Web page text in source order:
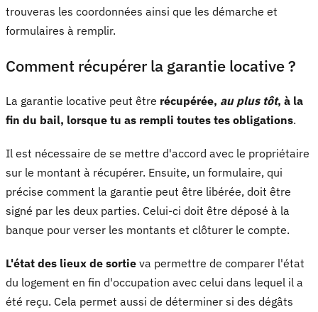
trouveras les coordonnées ainsi que les démarche et
formulaires à remplir.
Comment récupérer la garantie locative ?
La garantie locative peut être récupérée, au plus tôt, à la
fin du bail, lorsque tu as rempli toutes tes obligations.
Il est nécessaire de se mettre d'accord avec le propriétaire
sur le montant à récupérer. Ensuite, un formulaire, qui
précise comment la garantie peut être libérée, doit être
signé par les deux parties. Celui-ci doit être déposé à la
banque pour verser les montants et clôturer le compte.
L'état des lieux de sortie va permettre de comparer l'état
du logement en fin d'occupation avec celui dans lequel il a
été reçu. Cela permet aussi de déterminer si des dégâts